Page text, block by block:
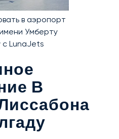
в аэропорт
Умберту
с LunaJets
В